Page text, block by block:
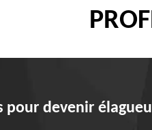
pour devenir